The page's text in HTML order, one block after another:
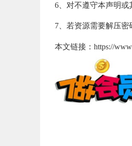
6、对不遵守本声明或
7、若资源需要解压密
本文链接：https://